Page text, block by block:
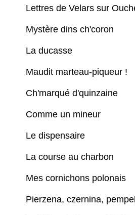
Lettres de Velars sur
Mystère dins ch'coron
La ducasse
Maudit marteau-piqueur !
Ch'marqué d'quinzaine
Comme un mineur
Le dispensaire
La course au charbon
Mes cornichons polonais
Pierzena, czernina,